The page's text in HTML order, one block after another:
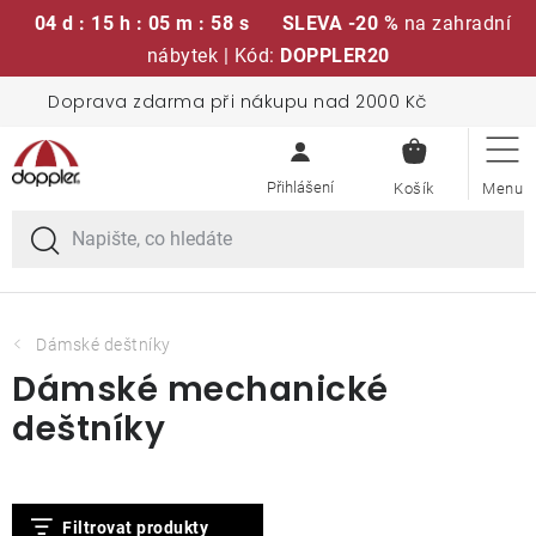
04 d : 15 h : 05 m : 57 s SLEVA -20 % na zahradní
nábytek | Kód: DOPPLER20
obsah
Doprava zdarma při nákupu nad 2000 Kč
KOŠÍK
Sedací soupravy
Slunečníky
Křesla a židle
Stoly
Dámské deštníky
Dámské mechanické
deštníky
Filtrovat produkty
V